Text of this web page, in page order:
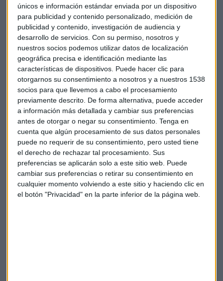
únicos e información estándar enviada por un dispositivo
para publicidad y contenido personalizado, medición de
publicidad y contenido, investigación de audiencia y
desarrollo de servicios. Con su permiso, nosotros y
nuestros socios podemos utilizar datos de localización
geográfica precisa e identificación mediante las
características de dispositivos. Puede hacer clic para
otorgarnos su consentimiento a nosotros y a nuestros 1538
socios para que llevemos a cabo el procesamiento
previamente descrito. De forma alternativa, puede acceder
a información más detallada y cambiar sus preferencias
antes de otorgar o negar su consentimiento. Tenga en
cuenta que algún procesamiento de sus datos personales
puede no requerir de su consentimiento, pero usted tiene
el derecho de rechazar tal procesamiento. Sus
preferencias se aplicarán solo a este sitio web. Puede
cambiar sus preferencias o retirar su consentimiento en
cualquier momento volviendo a este sitio y haciendo clic en
el botón "Privacidad" en la parte inferior de la página web.
Blockchain, la columna vertebral del
sistema
La tecnología que sustenta todo este ecosistema es el
blockchain, una base de datos distribuida con
características únicas. Cuervo la describe utilizando una
metáfora: "Me gusta mucho utilizar la analogía de la
cebolla. Es una base de datos que funciona como en capas
de cebolla, como si la cebolla fuera creciendo en capas
hacia afuera. Entonces es inmutable".
Esta inmutabilidad es clave para entender su valor: "No
puedes hacer una modificación en algo que ya se grabó
hace tiempo". Existen blockchains públicas, como Bitcoin o
Ethereum, y privadas, utilizadas por empresas para
procesos internos.